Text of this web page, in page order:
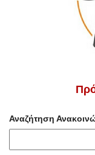
Αναζήτηση